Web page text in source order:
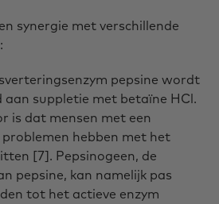
synergie met verschillende
pepsine wordt
aan suppletie met betaïne HCl.
is dat mensen met een
hebben met het
[7]. Pepsinogeen, de
pepsine, kan namelijk pas
tot het actieve enzym